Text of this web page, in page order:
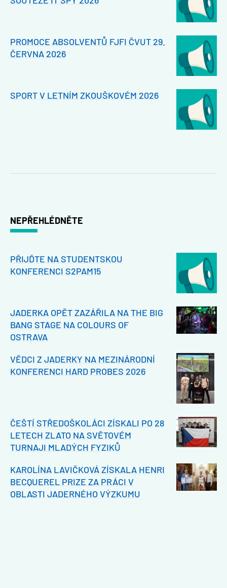
PROMOCE ABSOLVENTŮ FJFI ČVUT 29.
ČERVNA 2026
SPORT V LETNÍM ZKOUŠKOVÉM 2026
NEPŘEHLÉDNĚTE
PŘIJĎTE NA STUDENTSKOU
KONFERENCI S2PAM15
JADERKA OPĚT ZAZÁŘILA NA THE BIG
BANG STAGE NA COLOURS OF
OSTRAVA
VĚDCI Z JADERKY NA MEZINÁRODNÍ
KONFERENCI HARD PROBES 2026
ČEŠTÍ STŘEDOŠKOLÁCI ZÍSKALI PO 28
LETECH ZLATO NA SVĚTOVÉM
TURNAJI MLADÝCH FYZIKŮ
KAROLÍNA LAVIČKOVÁ ZÍSKALA HENRI
BECQUEREL PRIZE ZA PRÁCI V
OBLASTI JADERNÉHO VÝZKUMU